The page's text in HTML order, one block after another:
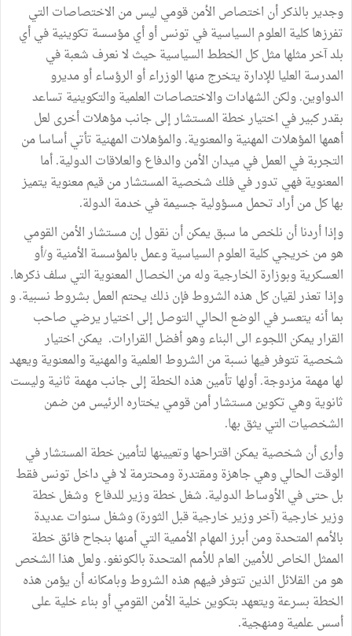
وجدير بالذكر أن اختصاص الأمن قومي ليس من الاختصاصات التي
تفرزها كلية العلوم السياسية في تونس أو أي مؤسسة تكوينية في أي
بلد آخر مثلها مثل كل الخطط السياسية حيث لا نعرف شعبة في
المدرسة العليا للإدارة يتخرج منها الوزراء أو الرؤساء أو مديرو
الدواوين. ولكن الشهادات والاختصاصات العلمية والتكوينية تساعد
بقدر كبير في اختيار خطة المستشار إلى جانب مؤهلات أخرى لعل
أهمها المؤهلات المهنية والمعنوية. والمؤهلات المهنية تأتي أساسا من
التجربة في العمل في ميدان الأمن والدفاع والعلاقات الدولية. أما
المعنوية فهي تدور في فلك شخصية المستشار من قيم معنوية يتميز
بها كل من أراد تحمل مسؤولية جسيمة في خدمة الدولة.
وإذا أردنا أن نلخص ما سبق يمكن أن نقول إن مستشار الأمن القومي
هو من خريجي كلية العلوم السياسية وعمل بالمؤسسة الأمنية و/أو
العسكرية وبوزارة الخارجية وله من الخصال المعنوية التي سلف ذكرها.
وإذا تعذر لقيان كل هذه الشروط فإن ذلك يحتم العمل بشروط نسبية. و
بما أنه يتعسر في الوضع الحالي التوصل إلى اختيار يرضي صاحب
القرار يمكن اللجوء الى البناء وهو أفضل القرارات. يمكن اختيار
شخصية تتوفر فيها نسبة من الشروط العلمية والمهنية والمعنوية ويعهد
لها مهمة مزدوجة. أولها تأمين هذه الخطة إلى جانب مهمة ثانية وليست
ثانوية وهي تكوين مستشار أمن قومي يختاره الرئيس من ضمن
الشخصيات التي يثق بها.
وأرى أن شخصية يمكن اقتراحها وتعيينها لتأمين خطة المستشار في
الوقت الحالي وهي جاهزة ومقتدرة ومحترمة لا في داخل تونس فقط
بل حتى في الأوساط الدولية. شغل خطة وزير للدفاع وشغل خطة
وزير خارجية (آخر وزير خارجية قبل الثورة) وشغل سنوات عديدة
بالأمم المتحدة ومن أبرز المهام الأممية التي أمنها بنجاح فائق خطة
الممثل الخاص للأمين العام للأمم المتحدة بالكونغو. ولعل هذا الشخص
هو من القلائل الذين تتوفر فيهم هذه الشروط وبامكانه أن يؤمن هذه
الخطة بسرعة ويتعهد بتكوين خلية الأمن القومي أو بناء خلية على
أسس علمية ومنهجية.